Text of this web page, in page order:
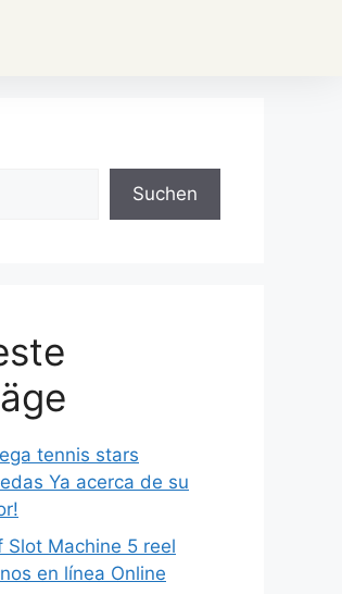
Suchen
tennis stars
Ya acerca de su
Slot Machine 5 reel
en línea Online